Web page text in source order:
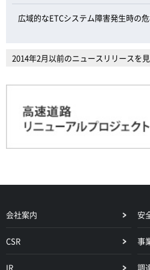
広域的なETCシステム障害発生時の
2014年2月以前のニュースリリースを
会社案内 安
CSR 事
IR 調